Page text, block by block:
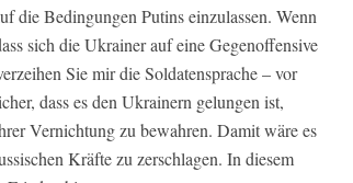
die Bedingungen Putins einzulassen. Wenn
sich die Ukrainer auf eine Gegenoffensive
Sie mir die Soldatensprache – vor
dass es den Ukrainern gelungen ist,
Vernichtung zu bewahren. Damit wäre es
Kräfte zu zerschlagen. In diesem